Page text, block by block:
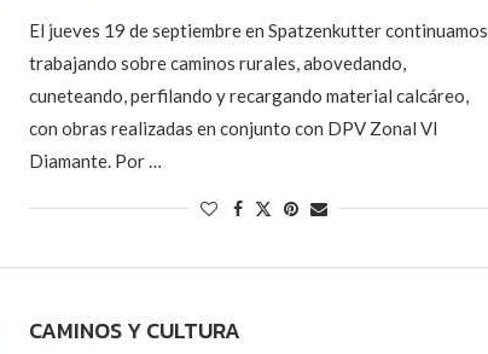
El jueves 19 de septiembre en Spatzenkutter continuamos
trabajando sobre caminos rurales, abovedando,
cuneteando, perfilando y recargando material calcáreo,
con obras realizadas en conjunto con DPV Zonal Vl
Diamante. Por …
CAMINOS Y CULTURA